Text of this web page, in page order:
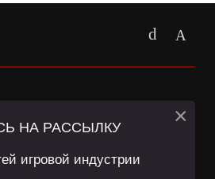
сайта и сервис «Яндекс
и
НА РАССЫЛКУ
игровой индустрии
×